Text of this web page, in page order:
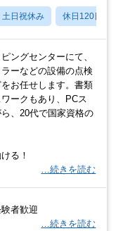
土日祝休み 休日120日以上
ングセンターにて、
ーなどの設備の点検
お任せします。書類
ークもあり、PCス
、20代で国家資格の
る！
…続きを読む
者歓迎
…続きを読む